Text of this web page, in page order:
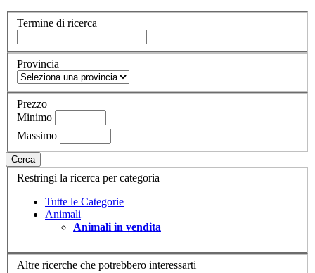
Termine di ricerca
Provincia
Prezzo
Minimo
Massimo
Cerca
Restringi la ricerca per categoria
Tutte le Categorie
Animali
Animali in vendita
Altre ricerche che potrebbero interessarti